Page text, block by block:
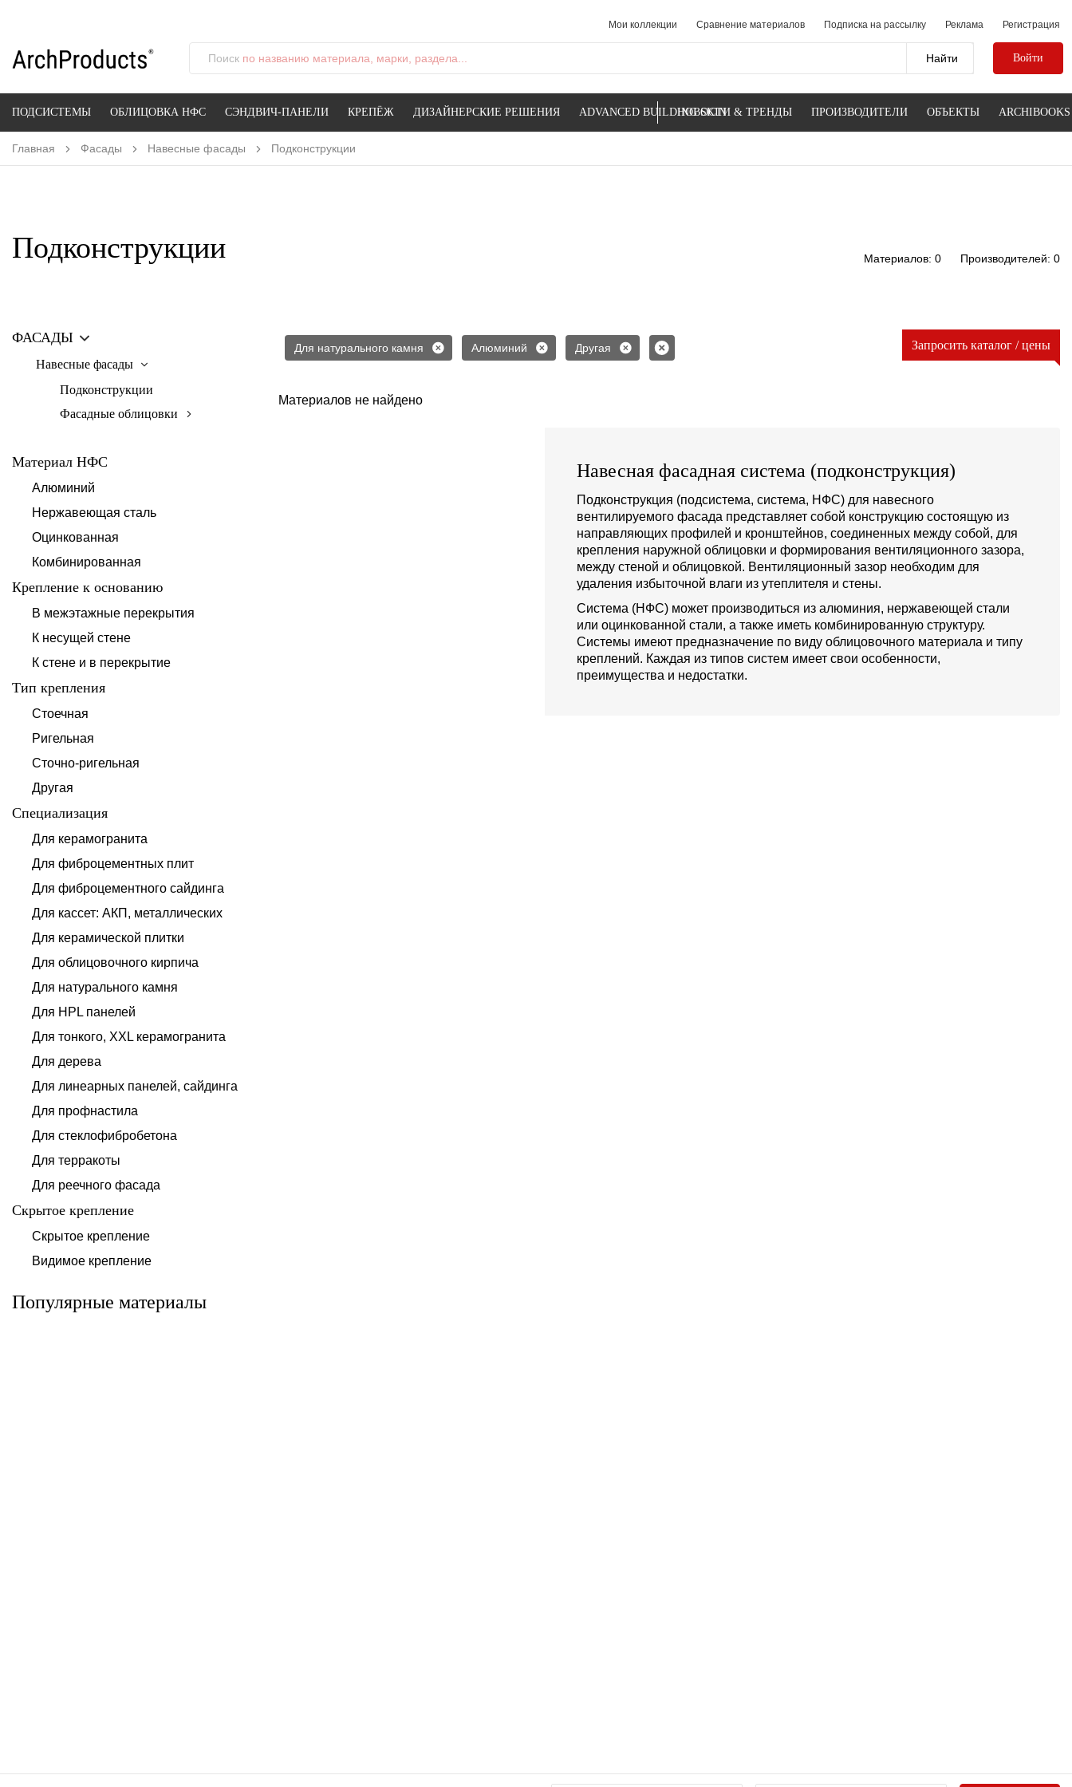
Мои коллекции Сравнение материалов Подписка на рассылку Реклама Регистрация
Поиск по названию материала, марки, раздела... Войти
ПОДСИСТЕМЫ ОБЛИЦОВКА НФС СЭНДВИЧ-ПАНЕЛИ КРЕПЁЖ ДИЗАЙНЕРСКИЕ РЕШЕНИЯ ADVANCED BUILDING SKINНОВОСТИ & ТРЕНДЫ ПРОИЗВОДИТЕЛИ ОБЪЕКТЫ ARCHIBOOKS
Главная Фасады Навесные фасады Подконструкции
Подконструкции Материалов: 0 Производителей: 0
ФАСАДЫ
Навесные фасады
Подконструкции
Фасадные облицовки
Материал НФС
Алюминий
Нержавеющая сталь
Оцинкованная
Комбинированная
Крепление к основанию
В межэтажные перекрытия
К несущей стене
К стене и в перекрытие
Тип крепления
Стоечная
Ригельная
Сточно-ригельная
Другая
Специализация
Для керамогранита
Для фиброцементных плит
Для фиброцементного сайдинга
Для кассет: АКП, металлических
Для керамической плитки
Для облицовочного кирпича
Для натурального камня
Для HPL панелей
Для тонкого, XXL керамогранита
Для дерева
Для линеарных панелей, сайдинга
Для профнастила
Для стеклофибробетона
Для терракоты
Для реечного фасада
Скрытое крепление
Скрытое крепление
Видимое крепление
Популярные материалы
Система для
облицовки
клинкерными
плитками «под
Альтернатива
Альтернатива
Для натурального камня Алюминий Другая Запросить каталог / цены
Материалов не найдено
Навесная фасадная система (подконструкция)
Подконструкция (подсистема, система, НФС) для навесного
вентилируемого фасада представляет собой конструкцию состоящую из
направляющих профилей и кронштейнов, соединенных между собой, для
крепления наружной облицовки и формирования вентиляционного зазора,
между стеной и облицовкой. Вентиляционный зазор необходим для
удаления избыточной влаги из утеплителя и стены.
Система (НФС) может производиться из алюминия, нержавеющей стали
или оцинкованной стали, а также иметь комбинированную структуру.
Системы имеют предназначение по виду облицовочного материала и типу
креплений. Каждая из типов систем имеет свои особенности,
преимущества и недостатки.